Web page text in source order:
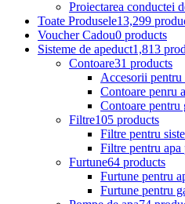
Proiectarea conductei
Toate Produsele13,299
Voucher Cadou0 products
Sisteme de apeduct1,813
Contoare31 products
Accesorii pentru
Contoare penru
Contoare pentru
Filtre105 products
Filtre pentru
Filtre pentru apa
Furtune64 products
Furtune pentru
Furtune pentru